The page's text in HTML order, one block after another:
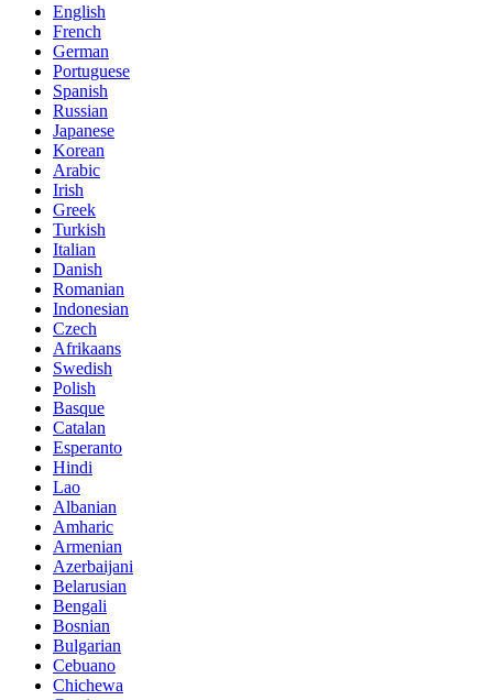
English
French
German
Portuguese
Spanish
Russian
Japanese
Korean
Arabic
Irish
Greek
Turkish
Italian
Danish
Romanian
Indonesian
Czech
Afrikaans
Swedish
Polish
Basque
Catalan
Esperanto
Hindi
Lao
Albanian
Amharic
Armenian
Azerbaijani
Belarusian
Bengali
Bosnian
Bulgarian
Cebuano
Chichewa